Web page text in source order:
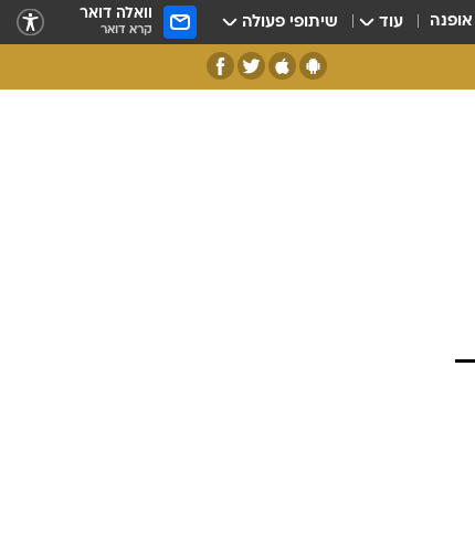
אופנה עוד שיתופי פעולה וואלה דואר
קרא דואר